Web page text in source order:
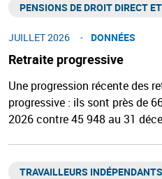
Retraite progressive
PENSIONS DE DROIT DIRECT
JUILLET 2026 DONNÉES
Une progression récente des
progressive : ils sont près de
2026 contre 45 948 au 31
TRAVAILLEURS INDÉPENDANTS​